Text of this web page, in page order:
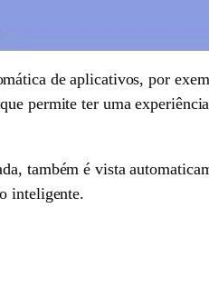
de aplicativos, por
permite ter uma
também é vista
inteligente.